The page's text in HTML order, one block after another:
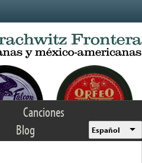
Canciones
Blog Español